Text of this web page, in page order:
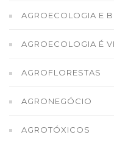
AGROECOLOGIA E
AGROECOLOGIA É
AGROFLORESTAS
AGRONEGÓCIO
AGROTÓXICOS